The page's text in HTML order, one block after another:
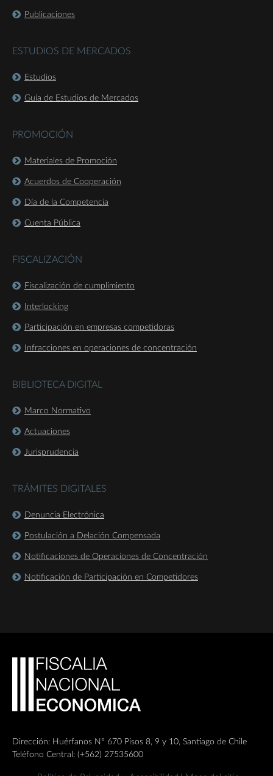
Publicaciones
ESTUDIOS DE MERCADOS
Estudios
Guía de Estudios de Mercados
PROMOCIÓN
Materiales de Promoción
Acuerdos de Cooperación
Día de la Competencia
Cuenta Pública
FISCALIZACIÓN
Fiscalización de cumplimiento
Interlocking
Participación en empresas competidoras
Infracciones en operaciones de concentración
BIBLIOTECA DIGITAL
Marco Normativo
Actuaciones
Jurisprudencia
TRÁMITES DIGITALES
Denuncia Electrónica
Postulación a Delación Compensada
Notificaciones de Operaciones de Concentración
Notificación de Participación en Competidores
Dirección: Huérfanos Nº 670 Pisos 8, 9 y 10, Santiago de Chile
Teléfono Central: (+562) 27535600